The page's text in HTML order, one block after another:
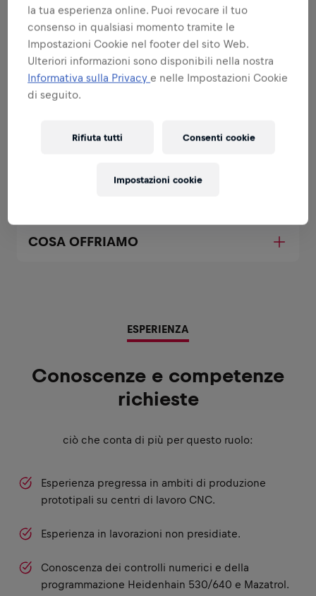
Ambiti nei quali ti metterai in
gioco
Tutte le resposnabilità che ti affideremo:
FRESATURA
COSA OFFRIAMO
ESPERIENZA
Conoscenze e competenze
richieste
ciò che conta di più per questo ruolo:
Esperienza pregressa in ambiti di produzione
prototipali su centri di lavoro CNC.
Esperienza in lavorazioni non presidiate.
Conoscenza dei controlli numerici e della
programmazione Heidenhain 530/640 e Mazatrol.
la tua esperienza online. Puoi revocare il tuo
consenso in qualsiasi momento tramite le
Impostazioni Cookie nel footer del sito Web.
Ulteriori informazioni sono disponibili nella nostra
Informativa sulla Privacy e nelle Impostazioni Cookie
di seguito.
Rifiuta tutti Consenti cookie
Impostazioni cookie